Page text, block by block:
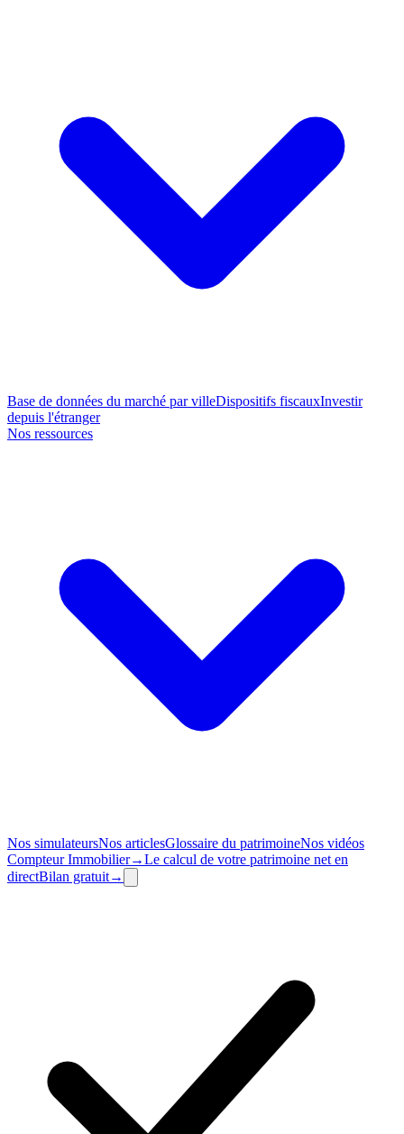
Base de données du marché par villeDispositifs fiscauxInvestir
depuis l'étranger
Nos ressources
Nos simulateursNos articlesGlossaire du patrimoineNos vidéos
CompteurImmobilier→Le calcul de votre patrimoine net en
directBilan gratuit→